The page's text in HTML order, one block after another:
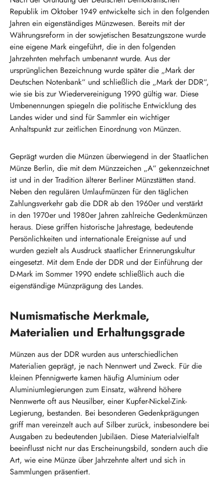
Republik im Oktober 1949 entwickelte sich in den folgenden
Jahren ein eigenständiges Münzwesen. Bereits mit der
Währungsreform in der sowjetischen Besatzungszone wurde
eine eigene Mark eingeführt, die in den folgenden
Jahrzehnten mehrfach umbenannt wurde. Aus der
ursprünglichen Bezeichnung wurde später die „Mark der
Deutschen Notenbank“ und schließlich die „Mark der DDR“,
wie sie bis zur Wiedervereinigung 1990 gültig war. Diese
Umbenennungen spiegeln die politische Entwicklung des
Landes wider und sind für Sammler ein wichtiger
Anhaltspunkt zur zeitlichen Einordnung von Münzen.
Geprägt wurden die Münzen überwiegend in der Staatlichen
Münze Berlin, die mit dem Münzzeichen „A“ gekennzeichnet
ist und in der Tradition älterer Berliner Münzstätten stand.
Neben den regulären Umlaufmünzen für den täglichen
Zahlungsverkehr gab die DDR ab den 1960er und verstärkt
in den 1970er und 1980er Jahren zahlreiche Gedenkmünzen
heraus. Diese griffen historische Jahrestage, bedeutende
Persönlichkeiten und internationale Ereignisse auf und
wurden gezielt als Ausdruck staatlicher Erinnerungskultur
eingesetzt. Mit dem Ende der DDR und der Einführung der
D-Mark im Sommer 1990 endete schließlich auch die
eigenständige Münzprägung des Landes.
Numismatische Merkmale,
Materialien und Erhaltungsgrade
Münzen aus der DDR wurden aus unterschiedlichen
Materialien geprägt, je nach Nennwert und Zweck. Für die
kleinen Pfennigwerte kamen häufig Aluminium oder
Aluminiumlegierungen zum Einsatz, während höhere
Nennwerte oft aus Neusilber, einer Kupfer-Nickel-Zink-
Legierung, bestanden. Bei besonderen Gedenkprägungen
griff man vereinzelt auch auf Silber zurück, insbesondere bei
Ausgaben zu bedeutenden Jubiläen. Diese Materialvielfalt
beeinflusst nicht nur das Erscheinungsbild, sondern auch die
Art, wie eine Münze über Jahrzehnte altert und sich in
Sammlungen präsentiert.